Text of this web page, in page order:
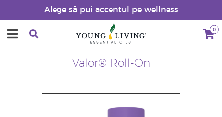
Alege să pui accentul pe wellness
0
Valor® Roll-On